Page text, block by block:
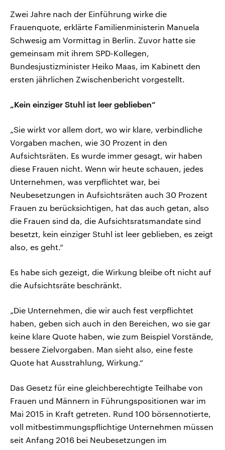
Zwei Jahre nach der Einführung wirke die
Frauenquote, erklärte Familienministerin Manuela
Schwesig am Vormittag in Berlin. Zuvor hatte sie
gemeinsam mit ihrem SPD-Kollegen,
Bundesjustizminister Heiko Maas, im Kabinett den
ersten jährlichen Zwischenbericht vorgestellt.
„Kein einziger Stuhl ist leer geblieben“
„Sie wirkt vor allem dort, wo wir klare, verbindliche
Vorgaben machen, wie 30 Prozent in den
Aufsichtsräten. Es wurde immer gesagt, wir haben
diese Frauen nicht. Wenn wir heute schauen, jedes
Unternehmen, was verpflichtet war, bei
Neubesetzungen in Aufsichtsräten auch 30 Prozent
Frauen zu berücksichtigen, hat das auch getan, also
die Frauen sind da, die Aufsichtsratsmandate sind
besetzt, kein einziger Stuhl ist leer geblieben, es zeigt
also, es geht.“
Es habe sich gezeigt, die Wirkung bleibe oft nicht auf
die Aufsichtsräte beschränkt.
„Die Unternehmen, die wir auch fest verpflichtet
haben, geben sich auch in den Bereichen, wo sie gar
keine klare Quote haben, wie zum Beispiel Vorstände,
bessere Zielvorgaben. Man sieht also, eine feste
Quote hat Ausstrahlung, Wirkung.“
Das Gesetz für eine gleichberechtigte Teilhabe von
Frauen und Männern in Führungspositionen war im
Mai 2015 in Kraft getreten. Rund 100 börsennotierte,
voll mitbestimmungspflichtige Unternehmen müssen
seit Anfang 2016 bei Neubesetzungen im